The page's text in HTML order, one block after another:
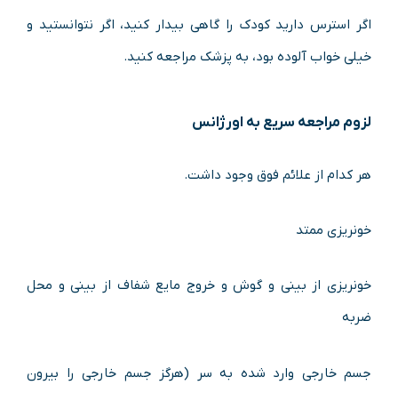
اگر استرس دارید کودک را گاهی بیدار کنید، اگر نتوانستید و
خیلی خواب آلوده بود، به پزشک مراجعه کنید.
لزوم مراجعه سریع به اورژانس
هر کدام از علائم فوق وجود داشت.
خونریزی ممتد
خونریزی از بینی و گوش و خروج مایع شفاف از بینی و محل
ضربه
جسم خارجی وارد شده به سر (هرگز جسم خارجی را بیرون